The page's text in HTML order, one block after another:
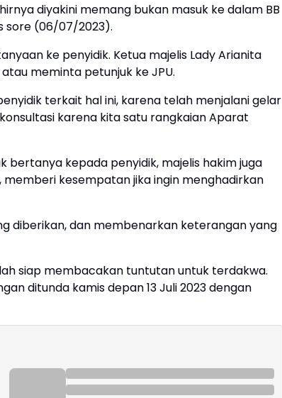
diyakini memang bukan masuk ke dalam BB
sore (06/07/2023).
ke penyidik. Ketua majelis Lady Arianita
meminta petunjuk ke JPU.
terkait hal ini, karena telah menjalani gelar
karena kita satu rangkaian Aparat
kepada penyidik, majelis hakim juga
kesempatan jika ingin menghadirkan
diberikan, dan membenarkan keterangan yang
siap membacakan tuntutan untuk terdakwa.
ditunda kamis depan 13 Juli 2023 dengan